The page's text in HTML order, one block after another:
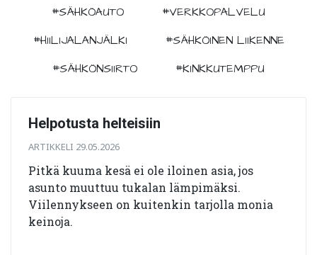
#SÄHKÖAUTO
#VERKKOPALVELU
#HIILIJALANJÄLKI
#SÄHKÖINEN LIIKENNE
#SÄHKÖNSIIRTO
#KINKKUTEMPPU
Helpotusta helteisiin
ARTIKKELI 29.05.2026
Pitkä kuuma kesä ei ole iloinen asia, jos
asunto muuttuu tukalan lämpimäksi.
Viilennykseen on kuitenkin tarjolla monia
keinoja.